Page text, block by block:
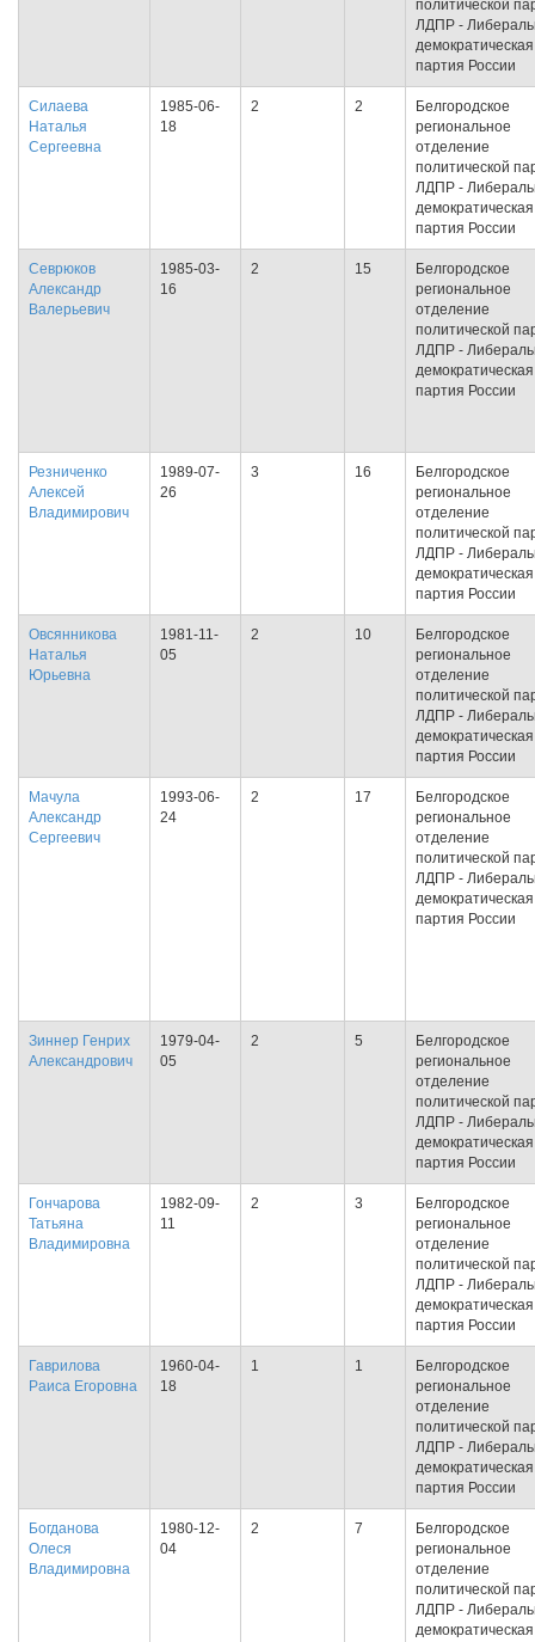
политической
ЛДПР -
демократическая
партия России
Силаева
Наталья
Сергеевна
1985-06-
18
2 2
Белгородское
региональное
отделение
политической
ЛДПР -
демократическая
партия России
Севрюков
Александр
Валерьевич
1985-03-
16
2 15
Белгородское
региональное
отделение
политической
ЛДПР -
демократическая
партия России
Резниченко
Алексей
Владимирович
1989-07-
26
3 16
Белгородское
региональное
отделение
политической
ЛДПР -
демократическая
партия России
Овсянникова
Наталья
Юрьевна
1981-11-
05
2 10
Белгородское
региональное
отделение
политической
ЛДПР -
демократическая
партия России
Мачула
Александр
Сергеевич
1993-06-
24
2 17
Белгородское
региональное
отделение
политической
ЛДПР -
демократическая
партия России
Зиннер Генрих
Александрович
1979-04-
05
2 5
Белгородское
региональное
отделение
политической
ЛДПР -
демократическая
партия России
Гончарова
Татьяна
Владимировна
1982-09-
11
2 3
Белгородское
региональное
отделение
политической
ЛДПР -
демократическая
партия России
Гаврилова
Раиса Егоровна
1960-04-
18
1 1
Белгородское
региональное
отделение
политической
ЛДПР -
демократическая
партия России
Богданова
Олеся
Владимировна
1980-12-
04
2 7
Белгородское
региональное
отделение
политической
ЛДПР -
демократическая